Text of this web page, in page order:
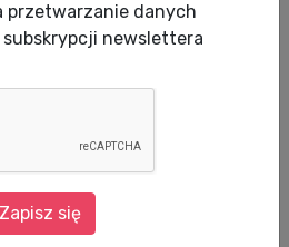
cyfryzacją systemów
staje się
zagadnieniem. Unia
na to wyzwanie
przetwarzanie danych
newslettera
Zapisz się